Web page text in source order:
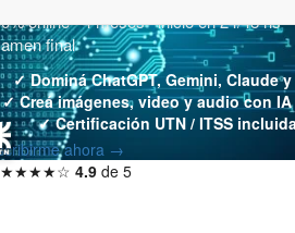
online · 4 meses · inicio en 24/48 hs
final
✓ Dominá ChatGPT, Gemini, Claude
✓ Creá imágenes, video y audio con
✓ Certificación UTN / ITSS
ahora →
★★★★☆ 4.9 de 5